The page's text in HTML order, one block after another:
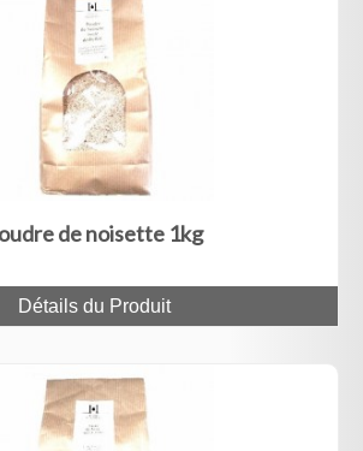
de noisette 1kg
Détails du Produit